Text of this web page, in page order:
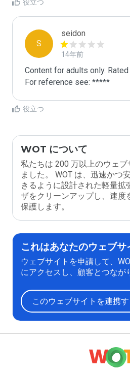
役立つ
S
seidon
14年前
Content for adults only.
For reference see: *****
役立つ
WOT について
私たちは 200 万以上のウェ
ました。 WOT は、迅速かつ
きるように設計された軽量拡
ザをクリーンアップし、速度
保護します。
これはあなたのウェブサ
ウェブサイトを申請して、
にアクセスし、顧客とつなが
このウェブサイトを連携す